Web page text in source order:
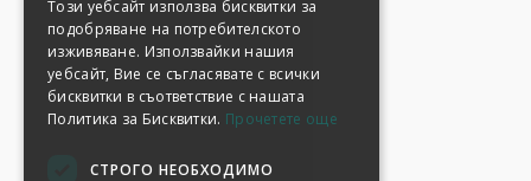
Този уебсайт използва бисквитки за
подобряване на потребителското
изживяване. Използвайки нашия
уебсайт, Вие се съгласявате с всички
бисквитки в съответствие с нашата
Политика за Бисквитки. Прочетете още
СТРОГО НЕОБХОДИМО